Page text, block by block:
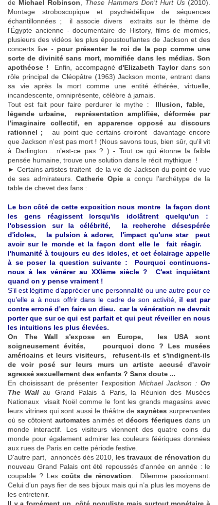
de Michael Robinson These Hammers Don't Hurt Us(2010).
Montage stroboscopique et psychédélique de séquences
échantillonnées ; il associe divers extraits sur le thème de
l'Égypte ancienne - documentaire de History, films de momies,
plusieurs des vidéos les plus époustouflantes de Jackson et des
concerts live - pour présenter le roi de la pop comme une
sorte de divinité sans mort, momifiée dans les médias. Son
apothéose ! Enfin, accompagné d'Elizabeth Taylordans son
rôle principal de Cléopâtre (1963) Jackson monte, entrant dans
sa vie après la mort comme une entité éthérée, virtuelle,
incandescente, omniprésente, célèbre à jamais.
Tout est fait pour faire perdurer le mythe : Illusion, fable,
légende urbaine, représentation amplifiée, déformée par
l'imaginaire collectif,
en apparence opposé au discours
rationnel ;
au point que certains croiront davantage encore
que Jackson n'est pas mort ! (Nous savons tous, bien sûr, qu'il vit
à Darlington... n'est-ce pas ? ) - Tout ce qui étonne la faible
pensée humaine, trouve une solution dans le récit mythique !
► Certains artistes traitent de la vie de Jackson du point de vue
de ses admirateurs.Catherie Opiea conçu l'archétype de la
table de chevet des fans :
Le bon côté de cette exposition nous montre la façon dont
les gens réagissent lorsqu'ils idolâtrent quelqu'un :
l'obsession sur la célébrité, la recherche désespérée
d'idoles, la pulsion à adorer,
l'impact qu'une star peut
avoir sur le monde et la façon dont elle le fait réagir.
l'humanité à toujours eu des idoles, et cet éclairage appelle
à se poser la question suivante : Pourquoi continuons-
nous à les vénérer au XXIème siècle ? C'est inquiétant
quand on y pense vraiment !
S’il est légitime d’apprécier une personnalité ou une autre pour ce
qu’elle a à nous offrir dans le cadre de son activité, il est par
contre erroné d’en faire un dieu. car la vénération ne devrait
porter que sur ce qui est parfait et qui peut réveiller en nous
les intuitions les plus élevées.
On The Wall s'expose en Europe, les USA sont
soigneusement évités, pourquoi donc ? Les musées
américains et leurs visiteurs, refusent-ils et s'indignent-ils
de voir posé sur leurs murs un artiste accusé d'avoir
agressé sexuellement des enfants ? Sans doute ...
En choisissant de présenter l'exposition Michael Jackson : On
The Wallau Grand Palais à Paris, la Réunion des Musées
Nationaux visait Noël comme le font les grands magasins avec
leurs vitrines qui sont aussi le théâtre de saynètes surprenantes
où se côtoient automates animés et décors féeriques dans un
monde interactif. Les visiteurs viennent des quatre coins du
monde pour également admirer les couleurs féériques données
aux rues de Paris en cette période festive.
D'autre part, annoncés dès 2010, les travaux de rénovation du
nouveau Grand Palais ont été repoussés d'année en année : le
coupable ? Les coûts de rénovation . Dilemme passionnant.
Celui d’un pays fier de ses bijoux mais qui n’a plus les moyens de
les entretenir.